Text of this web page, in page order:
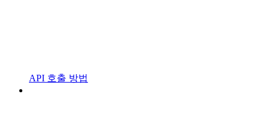
API 호출 방법